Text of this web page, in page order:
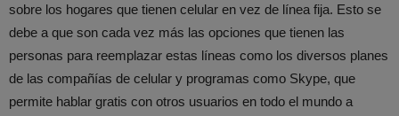
sobre los hogares que tienen celular en vez de línea fija. Esto se
debe a que son cada vez más las opciones que tienen las
personas para reemplazar estas líneas como los diversos planes
de las compañías de celular y programas como Skype, que
permite hablar gratis con otros usuarios en todo el mundo a